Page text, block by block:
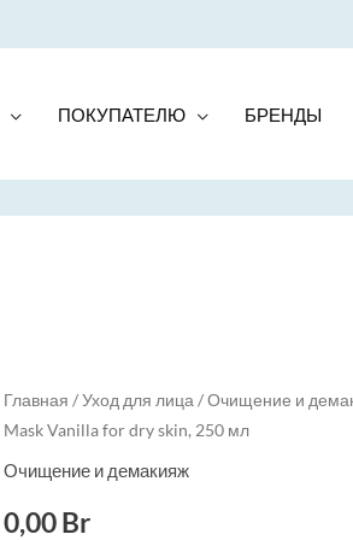
ПОКУПАТЕЛЮ БРЕНДЫ
Главная /Уход для лица /Очищение и
Mask Vanilla for dry skin, 250 мл
Очищение и демакияж
0,00Br